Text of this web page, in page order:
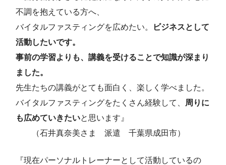
不調を抱えている方へ、
バイタルファスティングを広めたい。
ビジネスとして
活動したいです。
事前の学習よりも、講義を受けることで知識が深まり
ました。
先生たちの講義がとても面白く、楽しく学べました。
バイタルファスティングをたくさん経験して、
周りに
も広めていきたいと思います』
（石井真奈美さま 派遣 千葉県成田市）
『現在パーソナルトレーナーとして活動しているの